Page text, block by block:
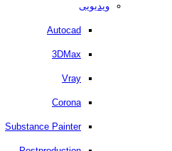
ویدیویی
Autocad
3DMax
Vray
Corona
Substance Painter